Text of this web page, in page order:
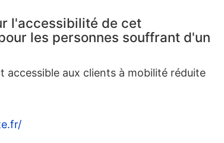
l'accessibilité de cet
les personnes souffrant d'un
accessible aux clients à mobilité réduite